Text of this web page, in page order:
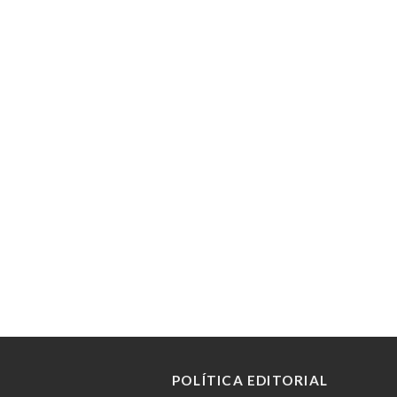
POLÍTICA EDITORIAL